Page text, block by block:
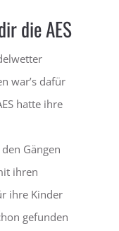
die AES
war’s dafür
hatte ihre
Gängen
ihren
ihre Kinder
gefunden